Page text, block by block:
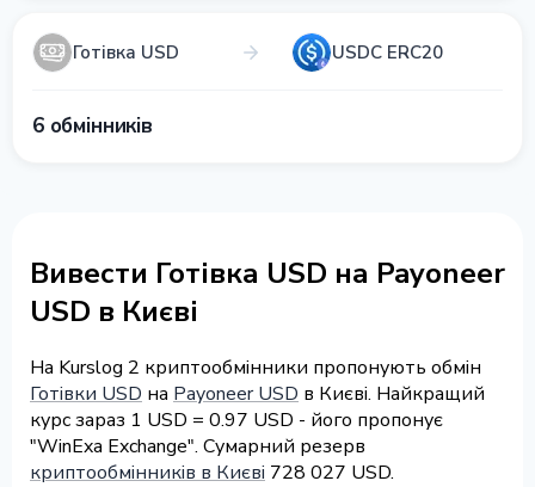
Готівка USD USDC ERC20
6 обмінників
Вивести Готівка USD на Payoneer
USD в Києві
На Kurslog 2 криптообмінники пропонують обмін
Готівки USD на Payoneer USD в Києві. Найкращий
курс зараз 1 USD = 0.97 USD - його пропонує
"WinExa Exchange". Сумарний резерв
криптообмінників в Києві 728 027 USD.